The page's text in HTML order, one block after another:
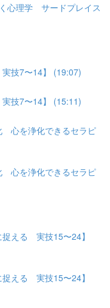
心理学 サードプレイス
技7〜14】 (19:07)
技7〜14】 (15:11)
心を浄化できるセラピ
心を浄化できるセラピ
える 実技15〜24】
える 実技15〜24】